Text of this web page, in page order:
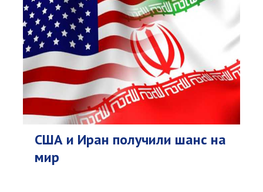
США и Иран получили шанс на
мир